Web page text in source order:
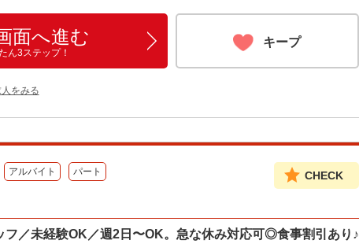
面へ進む
ん3ステップ！
キープ
をみる
アルバイト パート CHECK
フ／未経験OK／週2日〜OK。急な休み対応可◎食事割引あり♪